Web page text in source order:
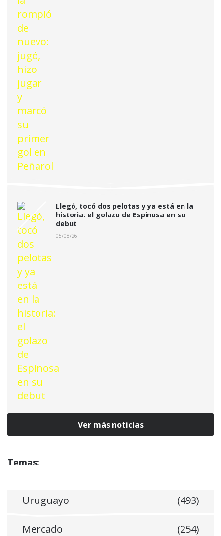
Llegó, tocó dos pelotas y ya está en la
historia: el golazo de Espinosa en su
debut
05/08/26
Ver más noticias
Temas:
Uruguayo (493)
Mercado (254)